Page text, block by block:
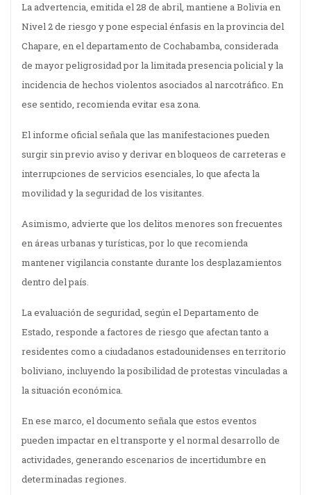
La advertencia, emitida el 28 de abril, mantiene a Bolivia en
Nivel 2 de riesgo y pone especial énfasis en la provincia del
Chapare, en el departamento de Cochabamba, considerada
de mayor peligrosidad por la limitada presencia policial y la
incidencia de hechos violentos asociados al narcotráfico. En
ese sentido, recomienda evitar esa zona.
El informe oficial señala que las manifestaciones pueden
surgir sin previo aviso y derivar en bloqueos de carreteras e
interrupciones de servicios esenciales, lo que afecta la
movilidad y la seguridad de los visitantes.
Asimismo, advierte que los delitos menores son frecuentes
en áreas urbanas y turísticas, por lo que recomienda
mantener vigilancia constante durante los desplazamientos
dentro del país.
La evaluación de seguridad, según el Departamento de
Estado, responde a factores de riesgo que afectan tanto a
residentes como a ciudadanos estadounidenses en territorio
boliviano, incluyendo la posibilidad de protestas vinculadas a
la situación económica.
En ese marco, el documento señala que estos eventos
pueden impactar en el transporte y el normal desarrollo de
actividades, generando escenarios de incertidumbre en
determinadas regiones.